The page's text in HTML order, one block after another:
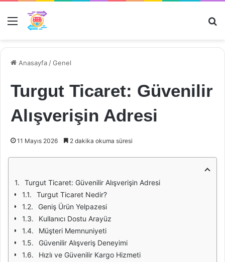
Menü
Anasayfa /Genel
Turgut Ticaret: Güvenilir
Alışverişin Adresi
11 Mayıs 2026 2 dakika okuma süresi
Turgut Ticaret: Güvenilir Alışverişin Adresi
Turgut Ticaret Nedir?
Geniş Ürün Yelpazesi
Kullanıcı Dostu Arayüz
Müşteri Memnuniyeti
Güvenilir Alışveriş Deneyimi
Hızlı ve Güvenilir Kargo Hizmeti